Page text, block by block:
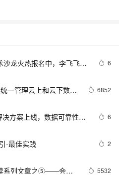
沙龙火热报名中，李飞飞，
6
一管理云上和云下数据
6852
方案上线，数据可靠性全
6
-最佳实践 2
系列文章之⑤——会话
5532